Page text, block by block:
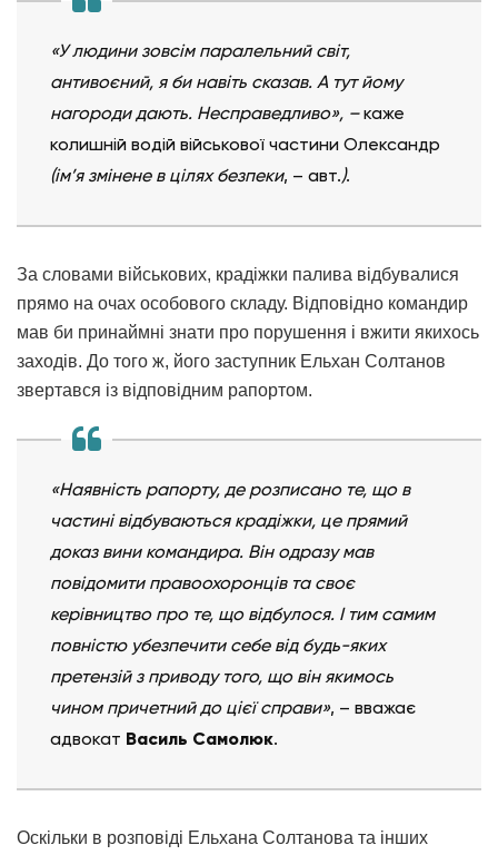
«У людини зовсім паралельний світ,
антивоєний, я би навіть сказав. А тут йому
нагороди дають. Несправедливо», –каже
колишній водій військової частини Олександр
(ім’я змінене в цілях безпеки, – авт.).
За словами військових, крадіжки палива відбувалися
прямо на очах особового складу. Відповідно командир
мав би принаймні знати про порушення і вжити якихось
заходів. До того ж, його заступник Ельхан Солтанов
звертався із відповідним рапортом.
«Наявність рапорту, де розписано те, що в
частині відбуваються крадіжки, це прямий
доказ вини командира. Він одразу мав
повідомити правоохоронців та своє
керівництво про те, що відбулося. І тим самим
повністю убезпечити себе від будь-яких
претензій з приводу того, що він якимось
чином причетний до цієї справи», – вважає
адвокат Василь Самолюк.
Оскільки в розповіді Ельхана Солтанова та інших